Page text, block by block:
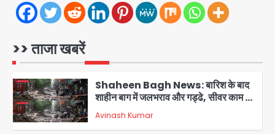
>> ताजा खबरें
1
Mamata Banerjee Convoy
2
Shaheen Bagh News: बारिश के बाद
शाहीन बाग में जलभराव और गड्ढे, सीवर काम से
लोग परेशान
Avinash Kumar